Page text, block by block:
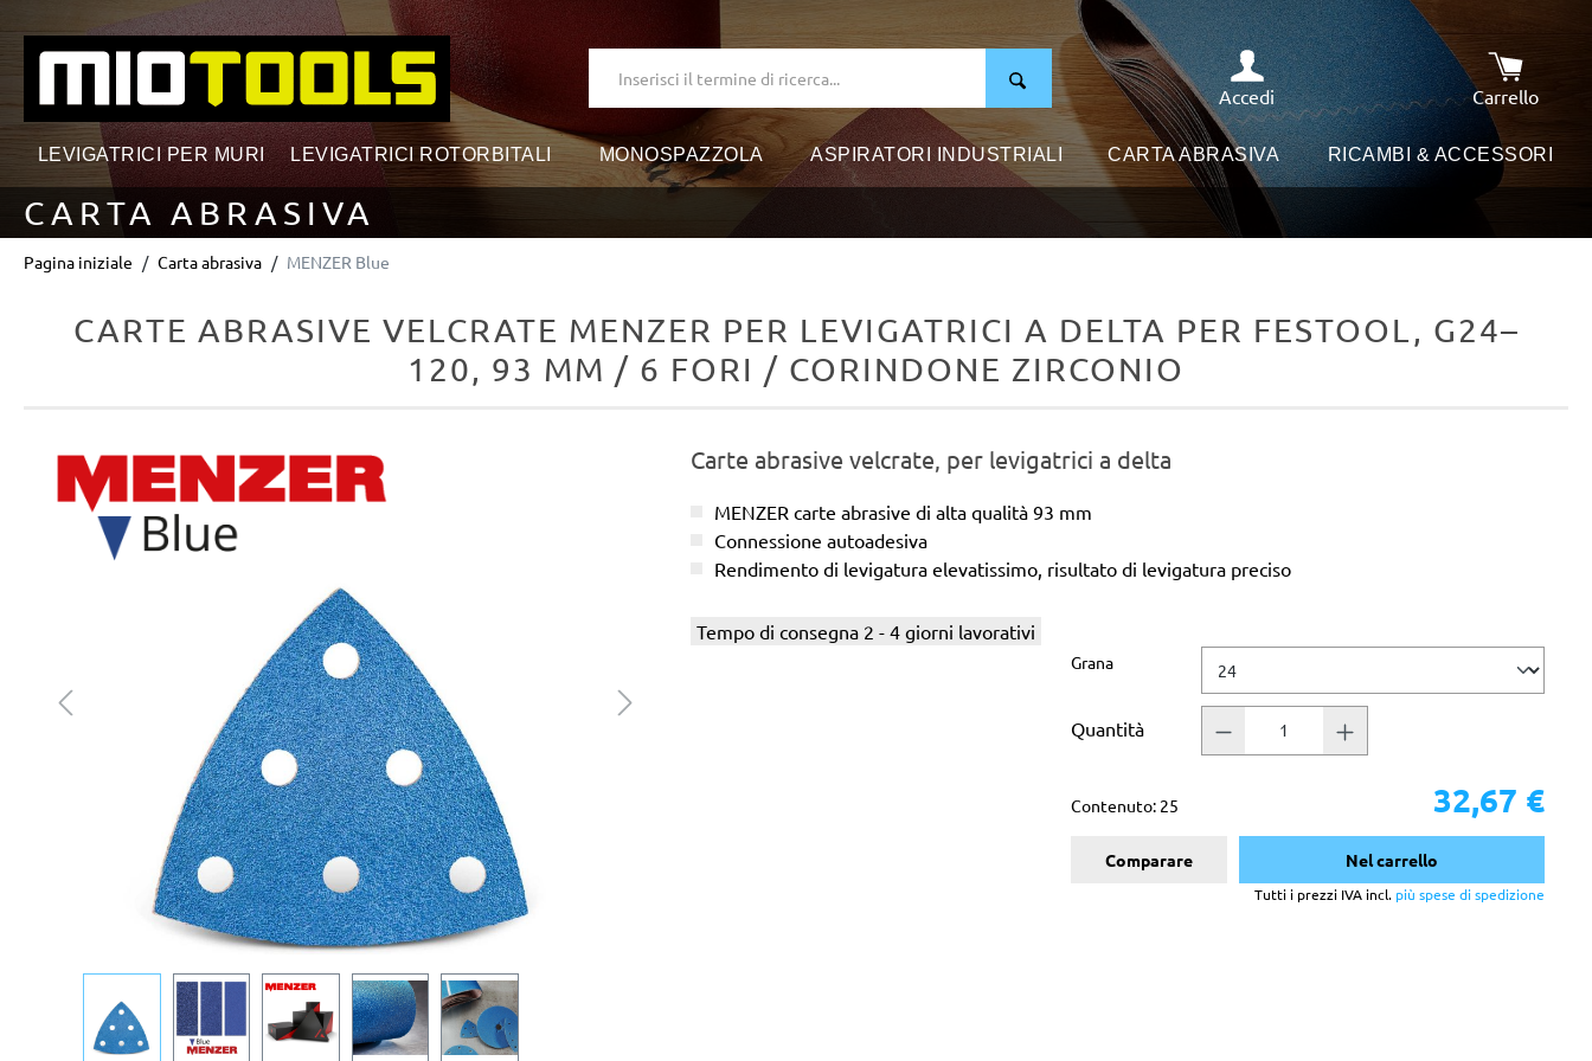
Passa alla navigazione principale
Accedi
Carrello
LEVIGATRICI PER MURI LEVIGATRICI ROTORBITALI MONOSPAZZOLA ASPIRATORI INDUSTRIALI CARTA ABRASIVA RICAMBI & ACCESSORI
CARTA ABRASIVA
Pagina iniziale Carta abrasiva MENZER Blue
CARTE ABRASIVE VELCRATE MENZER PER LEVIGATRICI A DELTA PER FESTOOL, G24–
120, 93 MM / 6 FORI / CORINDONE ZIRCONIO
Salta la galleria di immagini Carte abrasive velcrate, per levigatrici a delta
MENZER carte abrasive di alta qualità 93 mm
Connessione autoadesiva
Rendimento di levigatura elevatissimo, risultato di levigatura preciso
Tempo di consegna 2 - 4 giorni lavorativi
Seleziona
Grana
Quantità
Contenuto: 25 32,67 €
Comparare Nel carrello
Tutti i prezzi IVA incl. più spese di spedizione